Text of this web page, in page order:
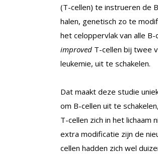
(T-cellen) te instrueren de
halen, genetisch zo te
het celoppervlak van alle
improved T-cellen bij twee
leukemie, uit te schakelen.
Dat maakt deze studie
om B-cellen uit te
T-cellen zich in het
extra modificatie zijn de
cellen hadden zich wel